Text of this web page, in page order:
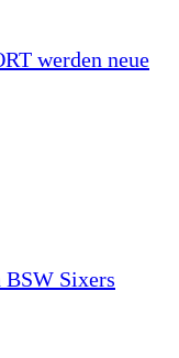
werden neue
BSW Sixers